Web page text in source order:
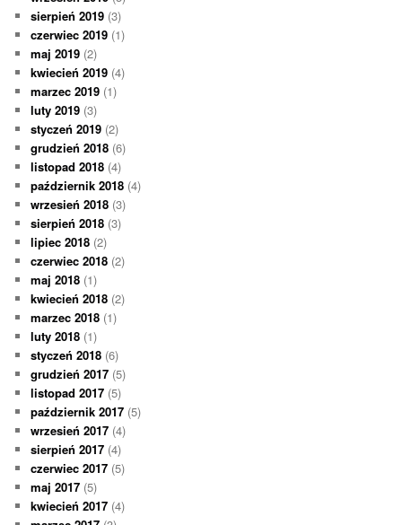
sierpień 2019 (3)
czerwiec 2019 (1)
maj 2019 (2)
kwiecień 2019 (4)
marzec 2019 (1)
luty 2019 (3)
styczeń 2019 (2)
grudzień 2018 (6)
listopad 2018 (4)
październik 2018 (4)
wrzesień 2018 (3)
sierpień 2018 (3)
lipiec 2018 (2)
czerwiec 2018 (2)
maj 2018 (1)
kwiecień 2018 (2)
marzec 2018 (1)
luty 2018 (1)
styczeń 2018 (6)
grudzień 2017 (5)
listopad 2017 (5)
październik 2017 (5)
wrzesień 2017 (4)
sierpień 2017 (4)
czerwiec 2017 (5)
maj 2017 (5)
kwiecień 2017 (4)